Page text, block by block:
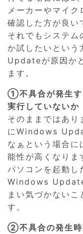
メーカーやマイ
確認した方が良い
それでもシステム
か試したいとい
Updateが原因か
ます。
①不具合が発生
実行していないか
そのままではあり
にWindows
なぁという場合
能性が高くなりま
パソコンを起動し
Windows Update
まい気づかない
す。
②不具合の発生時